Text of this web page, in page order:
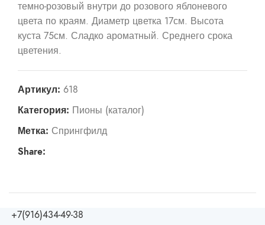
темно-розовый внутри до розового яблоневого
цвета по краям. Диаметр цветка 17см. Высота
куста 75см. Сладко ароматный. Среднего срока
цветения.
Артикул: 618
Категория: Пионы (каталог)
Метка: Спрингфилд
Share:
+7(916)434-49-38